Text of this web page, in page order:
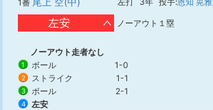
1番
左安 ノーアウト１塁
ノーアウト走者なし
1 ボール 1-0
2 ストライク 1-1
3 ボール 2-1
4
左安